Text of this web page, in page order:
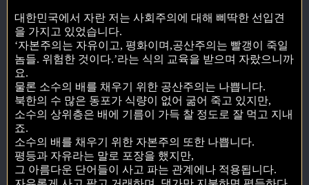
대한민국에서 자란 저는 사회주의에 대해 삐딱한 선입견
을 가지고 있었습니다.
‘자본주의는 자유이고, 평화이며,공산주의는 빨갱이 죽일
놈들. 위험한 것이다.’라는 식의 교육을 받으며 자랐으니까
요.
물론 소수의 배를 채우기 위한 공산주의는 나쁩니다.
북한의 수 많은 동포가 식량이 없어 굶어 죽고 있지만,
소수의 상위층은 배에 기름이 가득 찰 정도로 잘 먹고 지내
죠.
소수의 배를 채우기 위한 자본주의 또한 나쁩니다.
평등과 자유라는 말로 포장을 했지만,
그 아름다운 단어들이 사고 파는 관계에나 적용됩니다.